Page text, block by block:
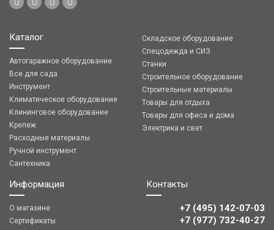
Каталог
Автогаражное оборудование
Все для сада
Инструмент
Климатическое оборудование
Клининговое оборудование
Крепеж
Расходные материалы
Ручной инструмент
Сантехника
Складское оборудование
Спецодежда и СИЗ
Станки
Строительное оборудование
Строительные материалы
Товары для отдыха
Товары для офиса и дома
Электрика и свет
Информация
О магазине
Сертификаты
Контакты
+7 (495) 142-07-03
‎‎+7 (977) 732-40-27